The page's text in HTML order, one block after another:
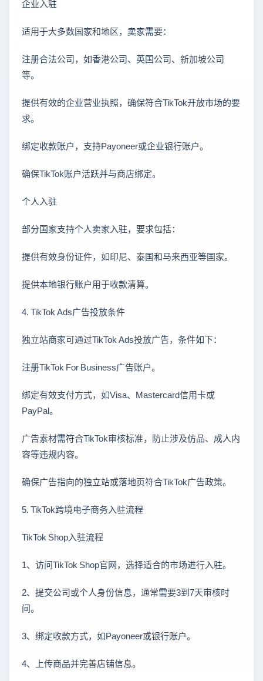
企业入驻
适用于大多数国家和地区，卖家需要：
注册合法公司，如香港公司、英国公司、新加坡公司
等。
提供有效的企业营业执照，确保符合TikTok开放市场的要
求。
绑定收款账户，支持Payoneer或企业银行账户。
确保TikTok账户活跃并与商店绑定。
个人入驻
部分国家支持个人卖家入驻，要求包括：
提供有效身份证件，如印尼、泰国和马来西亚等国家。
提供本地银行账户用于收款清算。
4. TikTok Ads广告投放条件
独立站商家可通过TikTok Ads投放广告，条件如下：
注册TikTok For Business广告账户。
绑定有效支付方式，如Visa、Mastercard信用卡或
PayPal。
广告素材需符合TikTok审核标准，防止涉及仿品、成人内
容等违规内容。
确保广告指向的独立站或落地页符合TikTok广告政策。
5. TikTok跨境电子商务入驻流程
TikTok Shop入驻流程
1、访问TikTok Shop官网，选择适合的市场进行入驻。
2、提交公司或个人身份信息，通常需要3到7天审核时
间。
3、绑定收款方式，如Payoneer或银行账户。
4、上传商品并完善店铺信息。